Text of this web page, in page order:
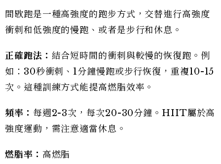
間歇跑是一種高強度的跑步方式，交替進行高強度
衝刺和低強度的慢跑、或者是步行和休息。
正確跑法： 結合短時間的衝刺與較慢的恢復跑。例
如：30秒衝刺、1分鐘慢跑或步行恢復，重複10-15
次。這種訓練方式能提高燃脂效率。
頻率： 每週2-3次，每次20-30分鐘。HIIT屬於高
強度運動，需注意適當休息。
燃脂率： 高燃脂